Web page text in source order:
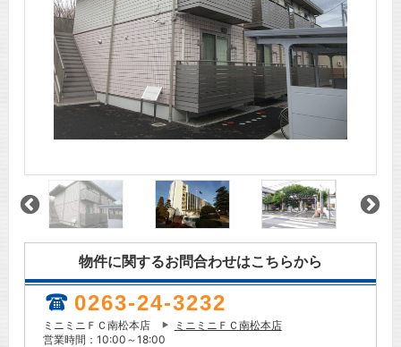
物件に関するお問合わせはこちらから
0263-24-3232
ミニミニＦＣ南松本店
ミニミニＦＣ南松本店
営業時間：10:00～18:00